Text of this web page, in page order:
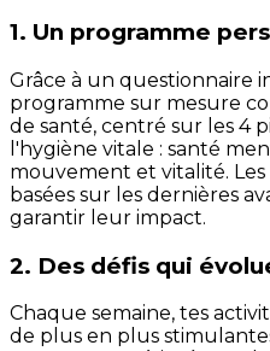
1. Un programme
Grâce à un questionnaire
programme sur mesure
de santé, centré sur les 4
l'hygiène vitale : santé
mouvement et vitalité.
basées sur les dernières
garantir leur impact.
2. Des défis qui
Chaque semaine, tes
de plus en plus